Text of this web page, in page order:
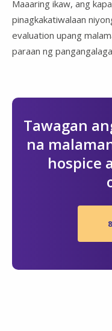
Maaaring ikaw, ang
pinagkakatiwalaan
evaluation upang
paraan ng
Tawagan
na
hospice